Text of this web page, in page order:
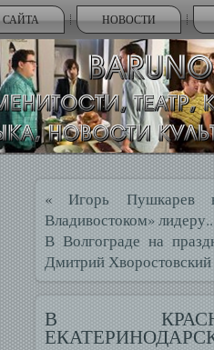
САЙТА НОВОСТИ
«Игорь Пушкарев
Владивостоком»
В Волгограде на
Дмитрий Хворостовский
В